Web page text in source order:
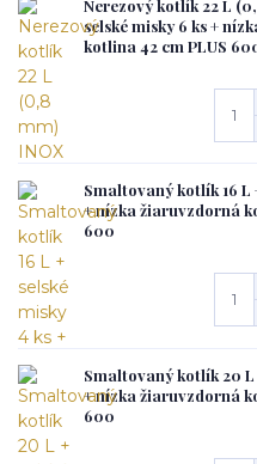
Nerezový kotlík 22 L
selské misky 6 ks +
kotlina 42 cm PLUS
Smaltovaný kotlík 16 L
+ nízka žiaruvzdorná
600
Smaltovaný kotlík 20 L
+ nízka žiaruvzdorná
600